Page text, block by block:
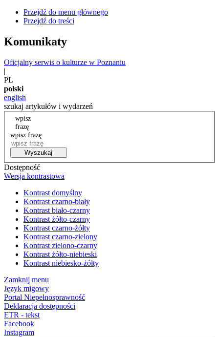
Przejdź do menu głównego
Przejdź do treści
Komunikaty
Oficjalny serwis o kulturze w Poznaniu
|
PL
polski
english
szukaj artykułów i wydarzeń
wpisz
frazę
wpisz frazę
Wyszukaj
Dostępność
Wersja kontrastowa
Kontrast domyślny
Kontrast czarno-biały
Kontrast biało-czarny
Kontrast żółto-czarny
Kontrast czarno-żółty
Kontrast czarno-zielony
Kontrast zielono-czarny
Kontrast żółto-niebieski
Kontrast niebiesko-żółty
Zamknij menu
Język migowy
Portal Niepełnosprawność
Deklaracja dostępności
ETR - tekst
Facebook
Instagram